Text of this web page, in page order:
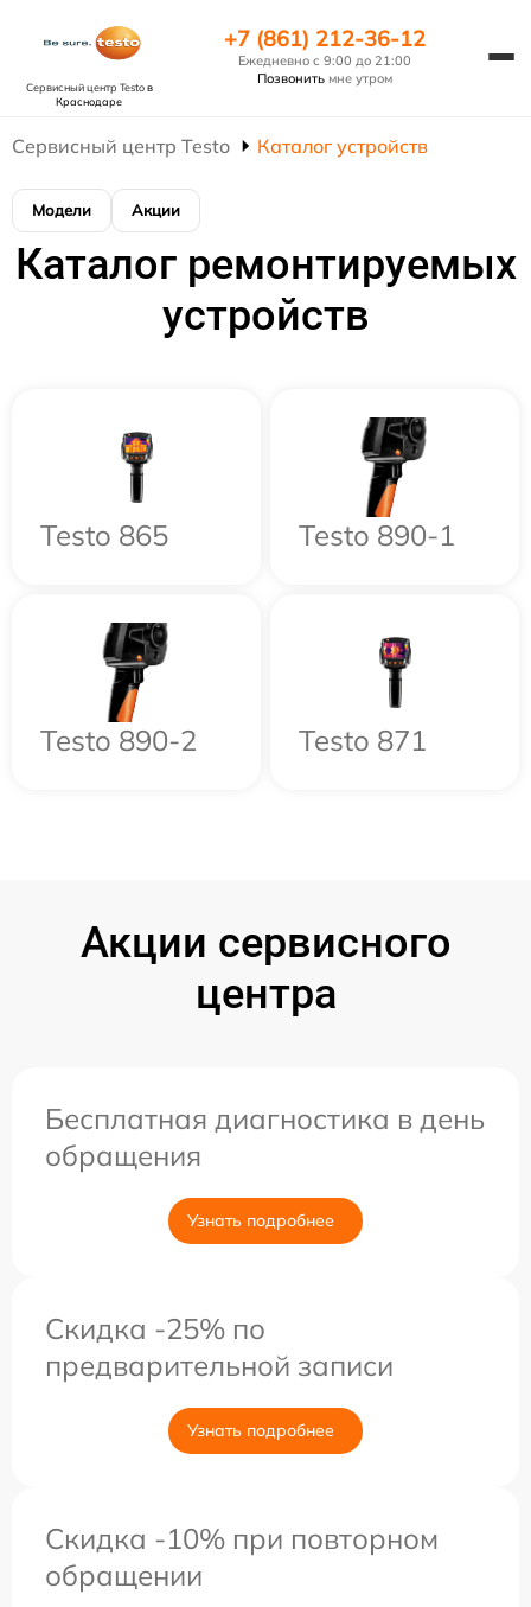
Сервисный центр Testoв
Краснодаре
+7 (861) 212-36-12
Ежедневно с 9:00 до 21:00
Позвонить мне утром
Сервисный центр Testo Каталог устройств
Модели Акции
Каталог ремонтируемых
устройств
Testo 865 Testo 890-1
Testo 890-2 Testo 871
Акции сервисного
центра
Бесплатная диагностика в день
обращения
Узнать подробнее
Скидка -25% по
предварительной записи
Узнать подробнее
Скидка -10% при повторном
обращении